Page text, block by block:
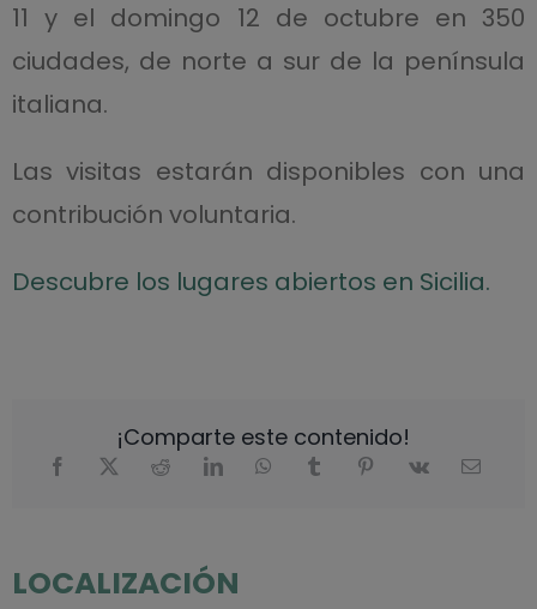
11 y el domingo 12 de octubre en 350
ciudades, de norte a sur de la península
italiana.
Las visitas estarán disponibles con una
contribución voluntaria.
Descubre los lugares abiertos en Sicilia.
¡Comparte este contenido!
LOCALIZACIÓN